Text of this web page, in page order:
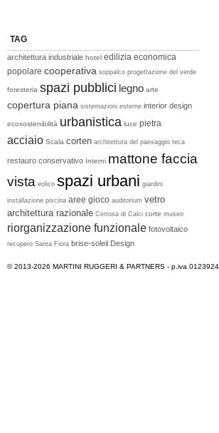
TAG
architettura industriale hotel edilizia economica
popolare cooperativa soppalco progettazione del verde
foresteria spazi pubblici legno arte
copertura piana sistemazioni esterne interior design
ecosostenibilità urbanistica luce pietra
acciaio Scala corten architettura del paesaggio teca
restauro conservativo Interni mattone faccia
vista eolico spazi urbani giardini
installazione piscina aree gioco auditorium vetro
architettura razionale Certosa di Calci corte museo
riorganizzazione funzionale fotovoltaico
recupero Santa Fiora brise-soleil Design
© 2013-2026 MARTINI RUGGERI & PARTNERS - p.iva